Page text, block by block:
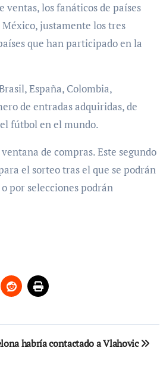
los fanáticos de países
México, justamente los tres
que han participado en la
España, Colombia,
de entradas adquiridas, de
fútbol en el mundo.
de compras. Este segundo
el sorteo tras el que se podrán
por selecciones podrán
habría contactado a Vlahovic